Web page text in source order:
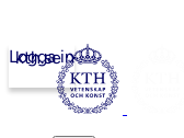
kth.se
Logga in